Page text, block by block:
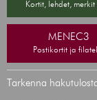
Kortit, lehdet, merkit
MENEC3
Postikortit ja
Tarkenna